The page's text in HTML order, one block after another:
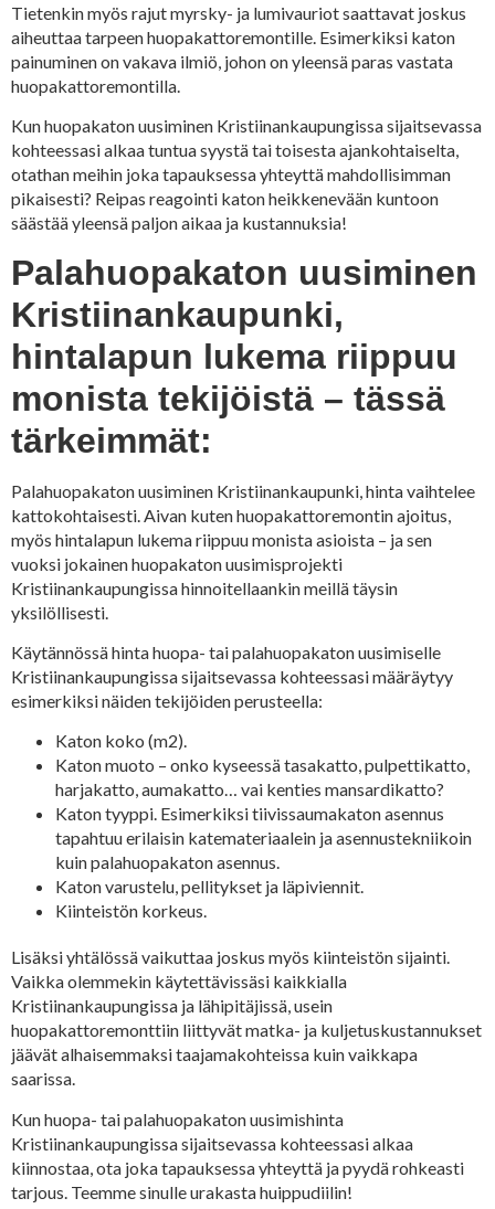
Tietenkin myös rajut myrsky- ja lumivauriot saattavat joskus
aiheuttaa tarpeen huopakattoremontille. Esimerkiksi katon
painuminen on vakava ilmiö, johon on yleensä paras vastata
huopakattoremontilla.
Kun huopakaton uusiminen Kristiinankaupungissa sijaitsevassa
kohteessasi alkaa tuntua syystä tai toisesta ajankohtaiselta,
otathan meihin joka tapauksessa yhteyttä mahdollisimman
pikaisesti? Reipas reagointi katon heikkenevään kuntoon
säästää yleensä paljon aikaa ja kustannuksia!
Palahuopakaton uusiminen
Kristiinankaupunki,
hintalapun lukema riippuu
monista tekijöistä – tässä
tärkeimmät:
Palahuopakaton uusiminen Kristiinankaupunki, hinta vaihtelee
kattokohtaisesti. Aivan kuten huopakattoremontin ajoitus,
myös hintalapun lukema riippuu monista asioista – ja sen
vuoksi jokainen huopakaton uusimisprojekti
Kristiinankaupungissa hinnoitellaankin meillä täysin
yksilöllisesti.
Käytännössä hinta huopa- tai palahuopakaton uusimiselle
Kristiinankaupungissa sijaitsevassa kohteessasi määräytyy
esimerkiksi näiden tekijöiden perusteella:
Katon koko (m2).
Katon muoto – onko kyseessä tasakatto, pulpettikatto,
harjakatto, aumakatto… vai kenties mansardikatto?
Katon tyyppi. Esimerkiksi tiivissaumakaton asennus
tapahtuu erilaisin katemateriaalein ja asennustekniikoin
kuin palahuopakaton asennus.
Katon varustelu, pellitykset ja läpiviennit.
Kiinteistön korkeus.
Lisäksi yhtälössä vaikuttaa joskus myös kiinteistön sijainti.
Vaikka olemmekin käytettävissäsi kaikkialla
Kristiinankaupungissa ja lähipitäjissä, usein
huopakattoremonttiin liittyvät matka- ja kuljetuskustannukset
jäävät alhaisemmaksi taajamakohteissa kuin vaikkapa
saarissa.
Kun huopa- tai palahuopakaton uusimishinta
Kristiinankaupungissa sijaitsevassa kohteessasi alkaa
kiinnostaa, ota joka tapauksessa yhteyttä ja pyydä rohkeasti
tarjous. Teemme sinulle urakasta huippudiilin!